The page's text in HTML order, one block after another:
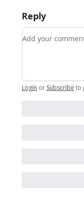
Reply
Add your
Login or Subscribe to